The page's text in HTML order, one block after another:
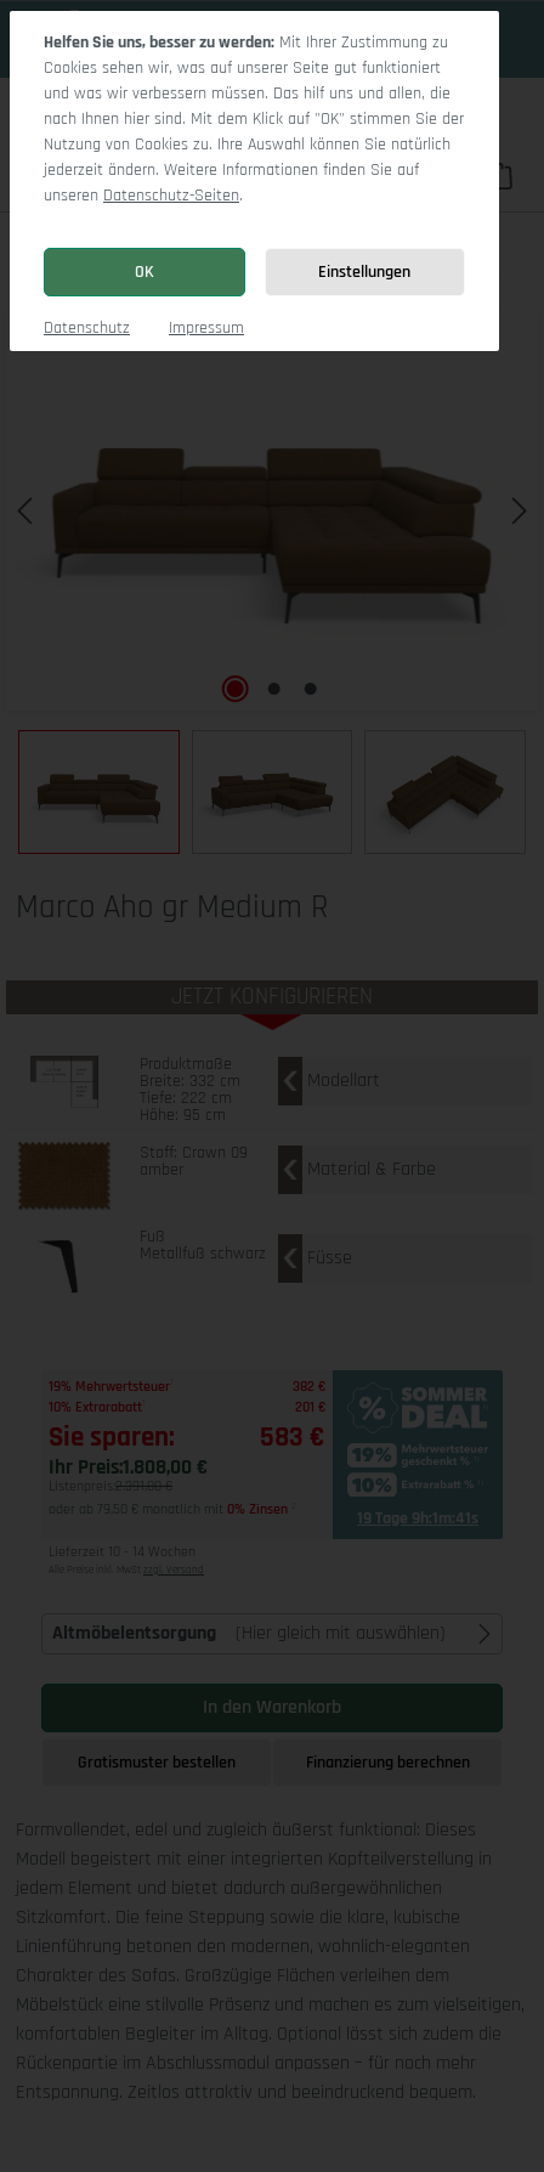
Du hast 0
Marco Aho gr Medium R
Bildergalerie überspringen
Marco Aho gr Medium R
JETZT KONFIGURIEREN
Produktmaße
Breite: 332 cm
Tiefe: 222 cm
Höhe: 95 cm
Modellart
Stoff: Crown 09
amber Material & Farbe
Fuß
Metallfuß schwarz Füsse
19% Mehrwertsteuer
382 €
10% Extrarabatt
201 €
Sie sparen: 583 €
Ihr Preis:1.808,00 €
Listenpreis: 2.391,00 €
oder ab 79,50 € monatlich mit 0% Zinsen 19 Tage 9h:1m:40s
Lieferzeit 10 - 14 Wochen
Alle Preise inkl. MwSt zzgl. Versand
Altmöbelentsorgung (Hier gleich mit auswählen)
In den Warenkorb
Gratismuster bestellen Finanzierung berechnen
Formvollendet, edel und zugleich äußerst funktional: Dieses
Modell begeistert mit einer integrierten Kopfteilverstellung in
jedem Element und bietet dadurch außergewöhnlichen
Sitzkomfort. Die feine Steppung sowie die klare, kubische
Linienführung betonen den modernen, wohnlich-eleganten
Charakter des Sofas. Großzügige Flächen verleihen dem
Möbelstück eine stilvolle Präsenz und machen es zum vielseitigen,
komfortablen Begleiter im Alltag. Optional lässt sich zudem die
Rückenpartie im Abschlussmodul anpassen – für noch mehr
Entspannung. Zeitlos attraktiv und beeindruckend bequem.
Helfen Sie uns, besser zu werden: Mit Ihrer Zustimmung zu
Cookies sehen wir, was auf unserer Seite gut funktioniert
und was wir verbessern müssen. Das hilf uns und allen, die
nach Ihnen hier sind. Mit dem Klick auf "OK" stimmen Sie der
Nutzung von Cookies zu. Ihre Auswahl können Sie natürlich
jederzeit ändern. Weitere Informationen finden Sie auf
unseren Datenschutz-Seiten.
OK Einstellungen
Datenschutz Impressum